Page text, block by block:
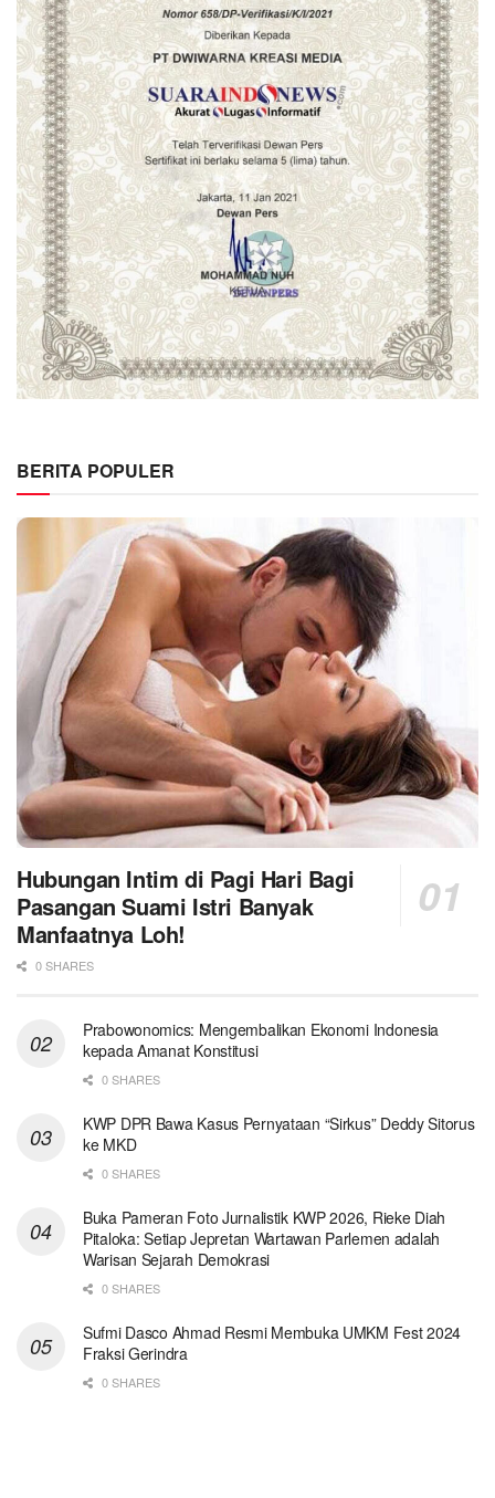
BERITA POPULER
Hubungan Intim di Pagi Hari Bagi
Pasangan Suami Istri Banyak
Manfaatnya Loh!
0 SHARES
Prabowonomics: Mengembalikan Ekonomi Indonesia
kepada Amanat Konstitusi
0 SHARES
KWP DPR Bawa Kasus Pernyataan “Sirkus” Deddy Sitorus
ke MKD
0 SHARES
Buka Pameran Foto Jurnalistik KWP 2026, Rieke Diah
Pitaloka: Setiap Jepretan Wartawan Parlemen adalah
Warisan Sejarah Demokrasi
0 SHARES
Sufmi Dasco Ahmad Resmi Membuka UMKM Fest 2024
Fraksi Gerindra
0 SHARES